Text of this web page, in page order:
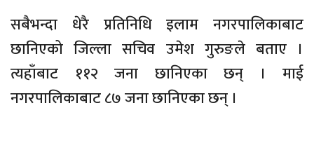
सबैभन्दा धेरै प्रतिनिधि इलाम नगरपालिकाबाट
छानिएको जिल्ला सचिव उमेश गुरुङले बताए ।
त्यहाँबाट ११२ जना छानिएका छन् । माई
नगरपालिकाबाट ८७ जना छानिएका छन् ।